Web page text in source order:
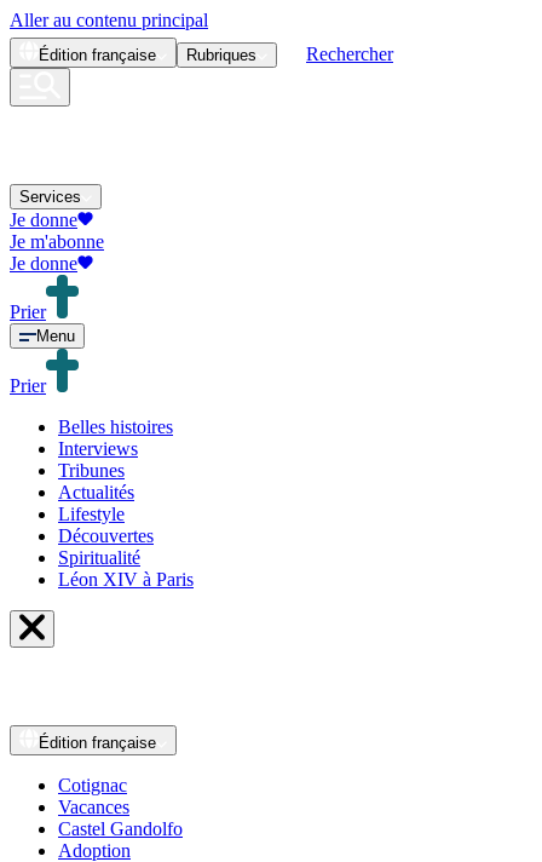
Aller au contenu principal
Édition française Rubriques Rechercher
Services
Je donne
Je m'abonne
Je donne
Prier
Menu
Prier
Belles histoires
Interviews
Tribunes
Actualités
Lifestyle
Découvertes
Spiritualité
Léon XIV à Paris
Édition française
Cotignac
Vacances
Castel Gandolfo
Adoption